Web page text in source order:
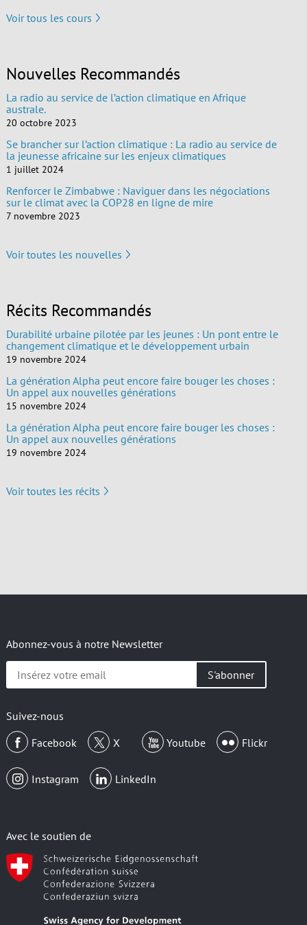
Voir tous les cours
Nouvelles Recommandés
La radio au service de l’action climatique en Afrique
australe.
20 octobre 2023
Se brancher sur l’action climatique : La radio au service de
la jeunesse africaine sur les enjeux climatiques
1 juillet 2024
Renforcer le Zimbabwe : Naviguer dans les négociations
sur le climat avec la COP28 en ligne de mire
7 novembre 2023
Voir toutes les nouvelles
Récits Recommandés
Durabilité urbaine pilotée par les jeunes : Un pont entre le
changement climatique et le développement urbain
19 novembre 2024
La génération Alpha peut encore faire bouger les choses :
Un appel aux nouvelles générations
15 novembre 2024
La génération Alpha peut encore faire bouger les choses :
Un appel aux nouvelles générations
19 novembre 2024
Voir toutes les récits
Abonnez-vous à notre Newsletter
Insérez
votre
Suivez-nous
Facebook
X Youtube Flickr
Instagram LinkedIn
Avec le soutien de